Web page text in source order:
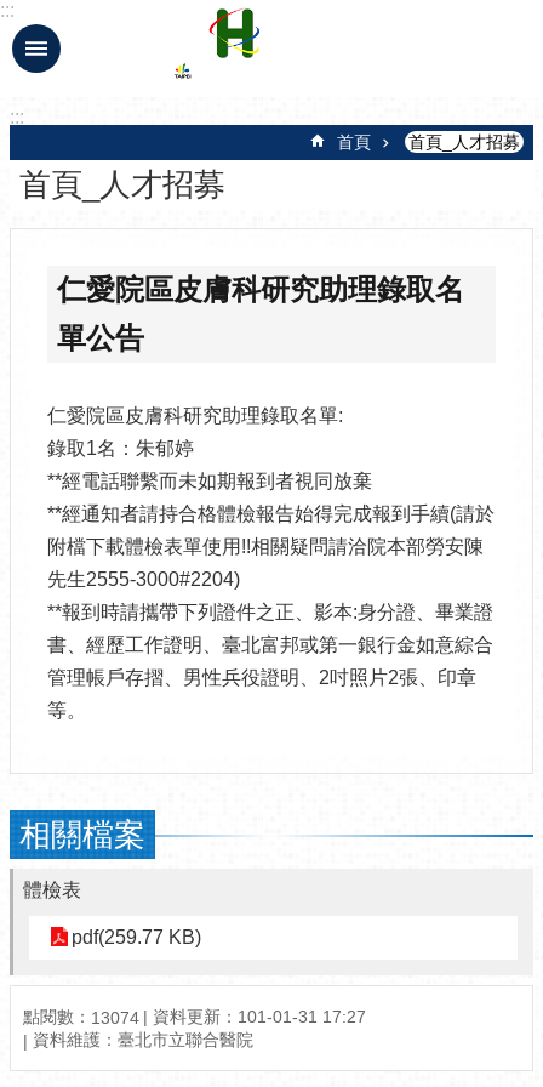
跳到主要內容區塊
:::
:::
首頁 首頁_人才招募
首頁_人才招募
仁愛院區皮膚科研究助理錄取名
單公告
仁愛院區皮膚科研究助理錄取名單:
錄取1名：朱郁婷
**經電話聯繫而未如期報到者視同放棄
**經通知者請持合格體檢報告始得完成報到手續(請於
附檔下載體檢表單使用!!相關疑問請洽院本部勞安陳
先生2555-3000#2204)
**報到時請攜帶下列證件之正、影本:身分證、畢業證
書、經歷工作證明、臺北富邦或第一銀行金如意綜合
管理帳戶存摺、男性兵役證明、2吋照片2張、印章
等。
相關檔案
體檢表
pdf(259.77 KB)
點閱數： 13074
資料更新：101-01-31 17:27
資料維護：臺北市立聯合醫院